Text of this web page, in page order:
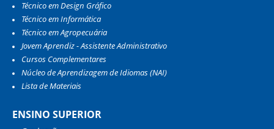
Técnico em Design Gráfico
Técnico em Informática
Técnico em Agropecuária
Jovem Aprendiz - Assistente Administrativo
Cursos Complementares
Núcleo de Aprendizagem de Idiomas (NAI)
Lista de Materiais
ENSINO SUPERIOR